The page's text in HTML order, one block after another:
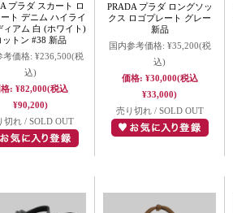
プラダ スカート ロ
ト デニム ハイライ
ィアム 白 (ホワイト)
ットン #38 新品
考価格: ¥236,500(税
込)
: ¥82,000(税込
¥90,200)
切れ / SOLD OUT
PRADA プラダ ロングソッ
クス ロゴプレート グレー
新品
国内参考価格: ¥35,200(税
込)
価格: ¥30,000(税込
¥33,000)
売り切れ / SOLD OUT